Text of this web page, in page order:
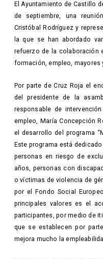
El Ayuntamiento de Castillo
de septiembre, una
Cristóbal Rodríguez y
la que se han abordado
refuerzo de la colaboración
formación, empleo, mayores
Por parte de Cruz Roja el
del presidente de la
responsable de
empleo, María Concepción
el desarrollo del programa
Este programa está
personas en riesgo de
años, personas con
o víctimas de violencia de
por el Fondo Social
principales valores es el
participantes, por medio de
que se establecen por
mejora mucho la